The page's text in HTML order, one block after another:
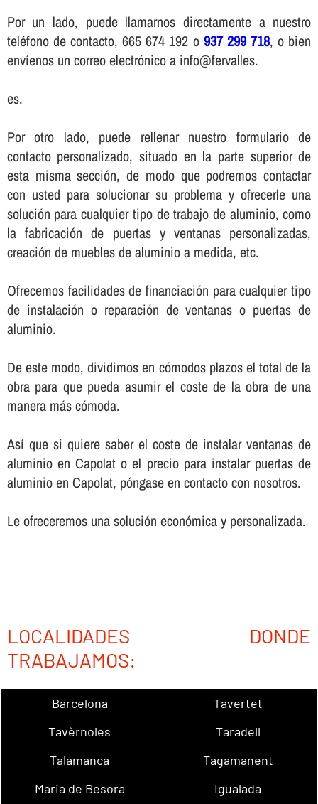
Por un lado, puede llamarnos directamente a nuestro
teléfono de contacto, 665 674 192 o 937 299 718, o bien
enví­enos un correo electrónico a info@fervalles.
es.
Por otro lado, puede rellenar nuestro formulario de
contacto personalizado, situado en la parte superior de
esta misma sección, de modo que podremos contactar
con usted para solucionar su problema y ofrecerle una
solución para cualquier tipo de trabajo de aluminio, como
la fabricación de puertas y ventanas personalizadas,
creación de muebles de aluminio a medida, etc.
Ofrecemos facilidades de financiación para cualquier tipo
de instalación o reparación de ventanas o puertas de
aluminio.
De este modo, dividimos en cómodos plazos el total de la
obra para que pueda asumir el coste de la obra de una
manera más cómoda.
Así­ que si quiere saber el coste de instalar ventanas de
aluminio en Capolat o el precio para instalar puertas de
aluminio en Capolat, póngase en contacto con nosotros.
Le ofreceremos una solución económica y personalizada.
LOCALIDADES DONDE
TRABAJAMOS:
Barcelona
Tavertet
Tavèrnoles
Taradell
Talamanca
Tagamanent
Maria de Besora
Igualada